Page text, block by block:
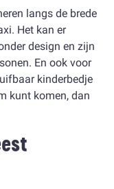
langs de brede
Het kan er
design en zijn
En ook voor
kinderbedje
kunt komen, dan